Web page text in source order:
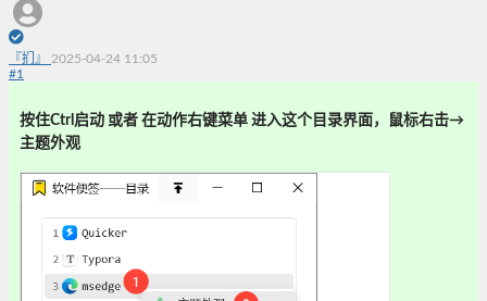
『扪』 2025-04-24 11:05
#1
按住Ctrl启动 或者 在动作右键菜单 进入这个目录界面，鼠标右击→
主题外观